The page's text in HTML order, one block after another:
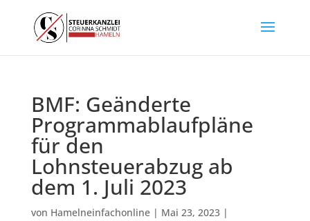
BMF: Geänderte
Programmablaufpläne
für den
Lohnsteuerabzug ab
dem 1. Juli 2023
von Hamelneinfachonline| Mai 23, 2023|